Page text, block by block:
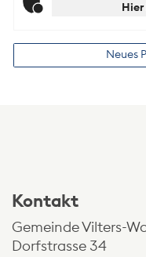
Neues
Kontakt
Gemeinde Vilters-
Dorfstrasse 34